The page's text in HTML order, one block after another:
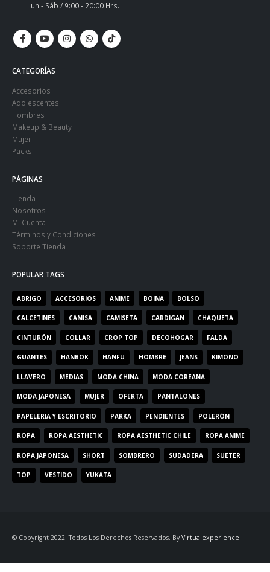
Lun - Sáb / 9:00 - 20:00 Hrs.
CATEGORÍAS
Accesorios
Adolescentes
Hombres
Makeup & Beauty
Mujer
Packs
PÁGINAS
Tienda
Nosotros
Mi Cuenta
Términos y Condiciones
Soporte Tienda
POPULAR TAGS
ABRIGO ACCESORIOS ANIME BOINA BOLSO
CALCETINES CAMISA CAMISETA CARDIGAN CHAQUETA
CINTURÓN COLLAR CROP TOP DECOHOGAR FALDA
GUANTES HANBOK HANFU HOMBRE JEANS KIMONO
LLAVERO MEDIAS MODA CHINA MODA COREANA
MODA JAPONESA MUJER OFERTA PANTALONES
PAPELERIA Y ESCRITORIO PARKA PENDIENTES POLERÓN
ROPA ROPA AESTHETIC ROPA AESTHETIC CHILE ROPA ANIME
ROPA JAPONESA SHORT SOMBRERO SUDADERA SUETER
TOP VESTIDO YUKATA
© Copyright 2022. Todos Los Derechos Reservados. By Virtualexperience